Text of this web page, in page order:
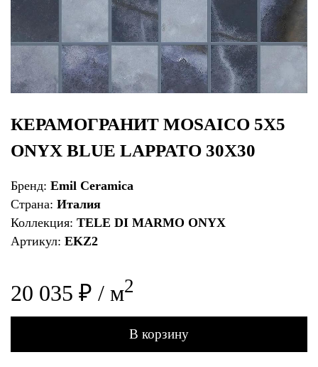
КЕРАМОГРАНИТ MOSAICO 5X5
ONYX BLUE LAPPATO 30X30
Бренд: Emil Ceramica
Страна: Италия
Коллекция: TELE DI MARMO ONYX
Артикул: EKZ2
20 035 ₽ / м2
В корзину